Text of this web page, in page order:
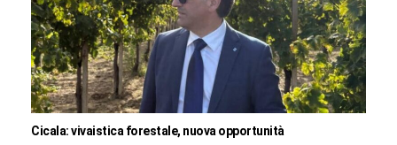
Cicala: vivaistica forestale, nuova opportunità